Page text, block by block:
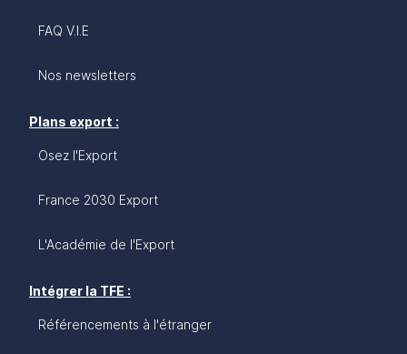
FAQ V.I.E
Nos newsletters
Plans export :
Osez l'Export
France 2030 Export
L'Académie de l'Export
Intégrer la TFE :
Référencements à l'étranger